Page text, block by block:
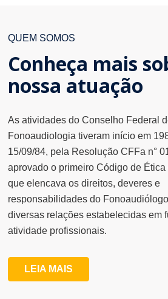
QUEM SOMOS
Conheça mais
nossa atuação
As atividades do Conselho Federal
Fonoaudiologia tiveram início em
15/09/84, pela Resolução CFFa n°
aprovado o primeiro Código de Ética
que elencava os direitos, deveres e
responsabilidades do
diversas relações estabelecidas em
atividade profissionais.
LEIA MAIS